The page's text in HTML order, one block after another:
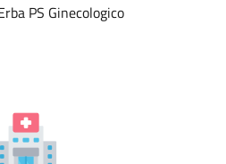
PS Ginecologico